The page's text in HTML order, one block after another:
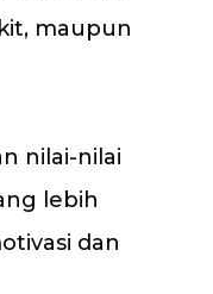
maupun
nilai-nilai
lebih
dan